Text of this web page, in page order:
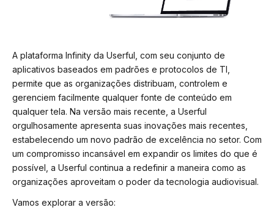
A plataforma Infinity da Userful, com seu conjunto de
aplicativos baseados em padrões e protocolos de TI,
permite que as organizações distribuam, controlem e
gerenciem facilmente qualquer fonte de conteúdo em
qualquer tela. Na versão mais recente, a Userful
orgulhosamente apresenta suas inovações mais recentes,
estabelecendo um novo padrão de excelência no setor. Com
um compromisso incansável em expandir os limites do que é
possível, a Userful continua a redefinir a maneira como as
organizações aproveitam o poder da tecnologia audiovisual.
Vamos explorar a versão: